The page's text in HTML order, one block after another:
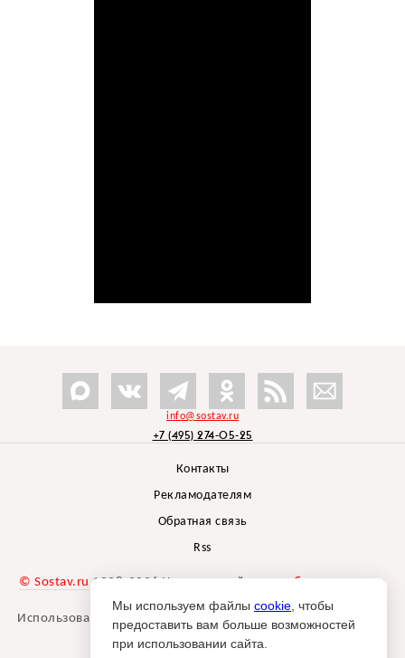
info@sostav.ru
+7 (495) 274-05-25
Контакты
Рекламодателям
Обратная связь
Rss
© Sostav.ru 1998-2026 Независимый проектбрендингового
агентства Depot
Использование материалов Sostav.ru допустимо только при
указании источника.
Мы используем файлы cookie , чтобы
предоставить вам больше возможностей
при использовании сайта.